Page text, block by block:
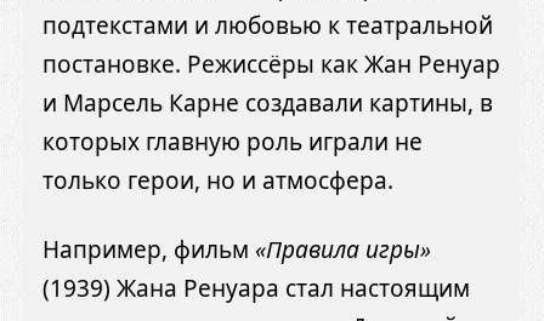
подтекстами и любовью к театральной
постановке. Режиссёры как Жан Ренуар
и Марсель Карне создавали картины, в
которых главную роль играли не
только герои, но и атмосфера.
Например, фильм «Правила игры»
(1939) Жана Ренуара стал настоящим